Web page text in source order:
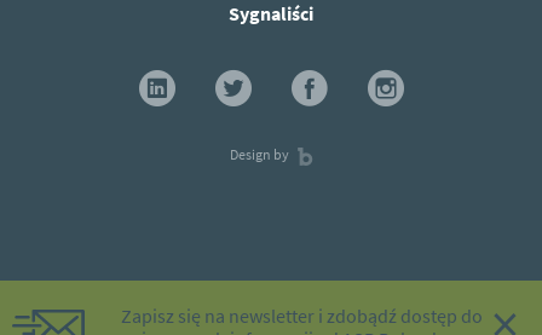
Zapisz się na newsletter i zdobądź dostęp do
Sygnaliści
Design by